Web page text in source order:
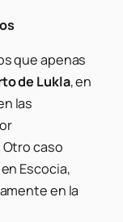
que apenas
de Lukla, en
las
caso
Escocia,
en la